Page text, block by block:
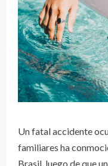
Un fatal accidente
familiares ha
Brasil, luego de que